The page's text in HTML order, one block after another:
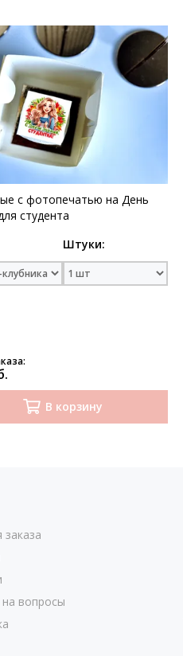
с фотопечатью на День
студента
Штуки:
В корзину
заказа
вопросы